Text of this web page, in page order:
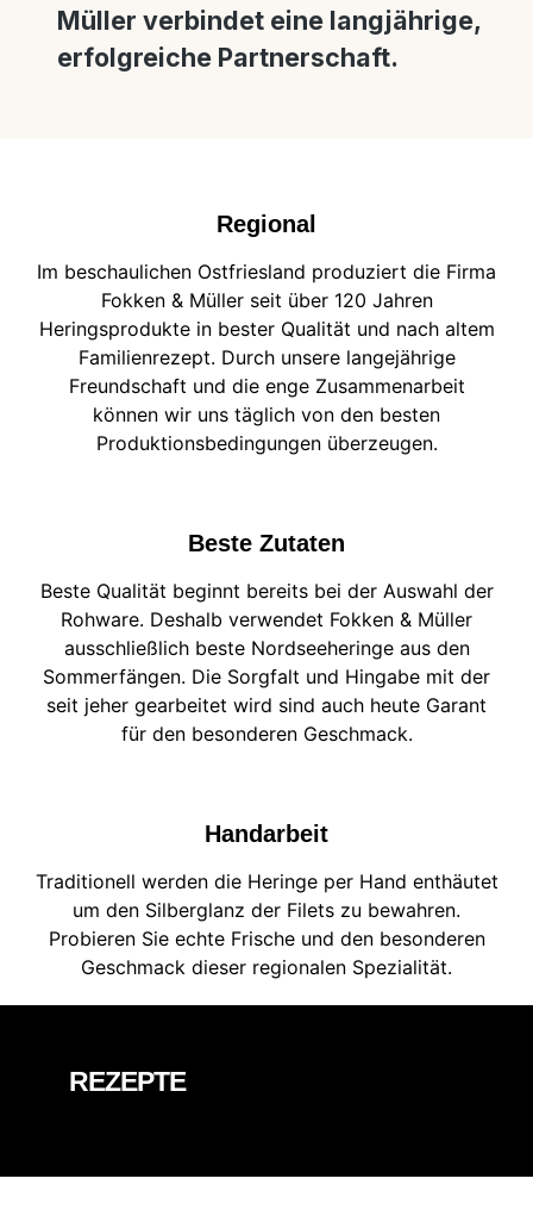
Müller verbindet eine langjährige,
erfolgreiche Partnerschaft.
Regional
Im beschaulichen Ostfriesland produziert die Firma
Fokken & Müller seit über 120 Jahren
Heringsprodukte in bester Qualität und nach altem
Familienrezept. Durch unsere langejährige
Freundschaft und die enge Zusammenarbeit
können wir uns täglich von den besten
Produktionsbedingungen überzeugen.
Beste Zutaten
Beste Qualität beginnt bereits bei der Auswahl der
Rohware. Deshalb verwendet Fokken & Müller
ausschließlich beste Nordseeheringe aus den
Sommerfängen. Die Sorgfalt und Hingabe mit der
seit jeher gearbeitet wird sind auch heute Garant
für den besonderen Geschmack.
Handarbeit
Traditionell werden die Heringe per Hand enthäutet
um den Silberglanz der Filets zu bewahren.
Probieren Sie echte Frische und den besonderen
Geschmack dieser regionalen Spezialität.
REZEPTE